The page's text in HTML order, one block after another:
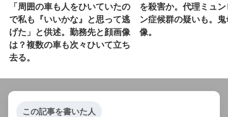
「周囲の車も人をひいていたの
で私も『いいかな』と思って逃
げた」と供述。勤務先と顔画像
は？複数の車も次々ひいて立ち
去る。
を殺害か。代理ミュ
ン症候群の疑いも。
像。
この記事を書いた人